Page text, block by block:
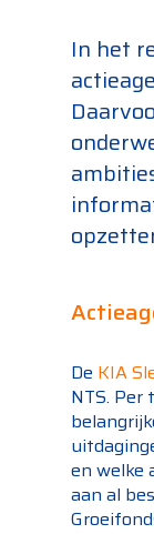
In het
De KIA
NTS. Per
en welke
aan al